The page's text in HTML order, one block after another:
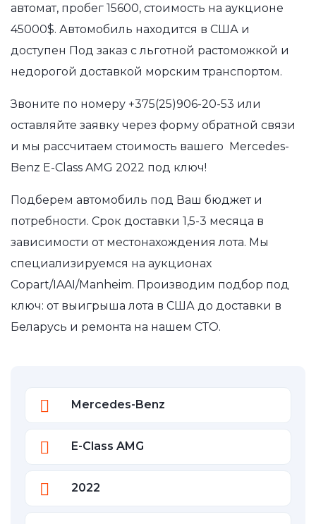
автомат, пробег 15600, стоимость на аукционе
45000$. Автомобиль находится в США и
доступен Под заказ с льготной растоможкой и
недорогой доставкой морским транспортом.
Звоните по номеру +375(25)906-20-53 или
оставляйте заявку через форму обратной связи
и мы рассчитаем стоимость вашего Mercedes-
Benz E-Class AMG 2022 под ключ!
Подберем автомобиль под Ваш бюджет и
потребности. Срок доставки 1,5-3 месяца в
зависимости от местонахождения лота. Мы
специализируемся на аукционах
Copart/IAAI/Manheim. Производим подбор под
ключ: от выигрыша лота в США до доставки в
Беларусь и ремонта на нашем СТО.
Mercedes-Benz
E-Class AMG
2022